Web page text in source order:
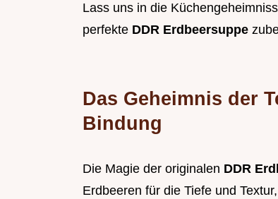
Lass uns in die
perfekte DDR Erdbeersuppe
Das Geheimnis der
Bindung
Die Magie der originalen DDR
Erdbeeren für die Tiefe und